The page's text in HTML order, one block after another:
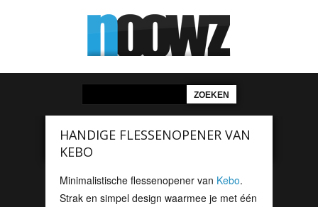
HANDIGE FLESSENOPENER VAN
KEBO
Minimalistische flessenopener van Kebo.
Strak en simpel design waarmee je met één